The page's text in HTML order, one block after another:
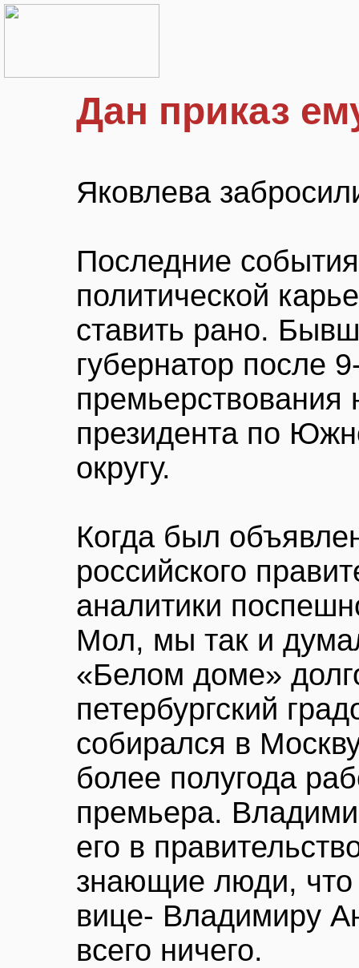
Дан приказ
Яковлева
Последние
политической
ставить рано.
губернатор после
премьерствования
президента по
округу.
Когда был
российского
аналитики
Мол, мы так и
«Белом доме»
петербургский
собирался в
более полугода
премьера.
его в
знающие люди, что
вице- Владимиру
всего ничего.